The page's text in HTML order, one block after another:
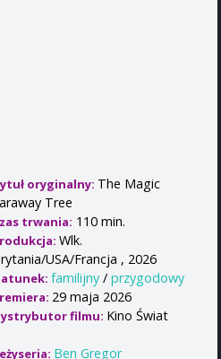
oryginalny: The Magic
Tree
trwania: 110 min.
Wlk.
USA/Francja , 2026
familijny / przygodowy
29 maja 2026
filmu: Kino Świat
Ben Gregor